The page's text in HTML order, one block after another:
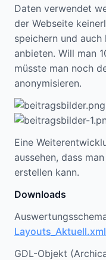
Daten verwendet
der Webseite
speichern und
anbieten. Will man
müsste man noch
anonymisieren.
Eine
aussehen, dass
erstellen kann.
Downloads
Layouts_Aktuell.xml
GDL-Objekt